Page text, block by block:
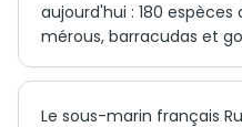
aujourd'hui : 180
mérous, barracudas et
Le sous-marin français